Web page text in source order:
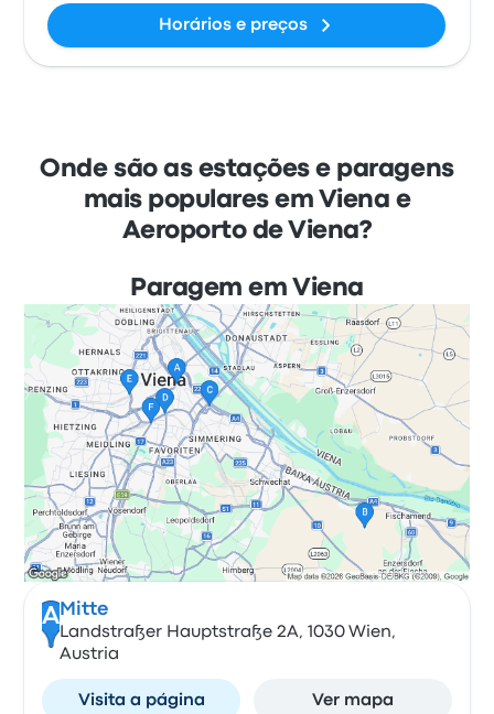
Horários e preços
Onde são as estações e paragens
mais populares em Viena e
Aeroporto de Viena?
Paragem em Viena
A Mitte
Landstraßer Hauptstraße 2A, 1030 Wien,
Austria
Visita a página Ver mapa